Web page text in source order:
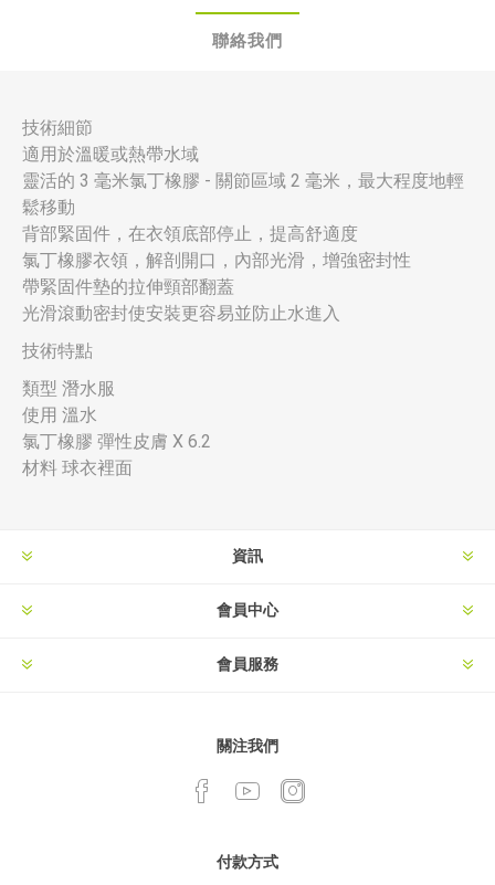
聯絡我們
技術細節
適用於溫暖或熱帶水域
靈活的 3 毫米氯丁橡膠 - 關節區域 2 毫米，最大程度地輕
鬆移動
背部緊固件，在衣領底部停止，提高舒適度
氯丁橡膠衣領，解剖開口，內部光滑，增強密封性
帶緊固件墊的拉伸頸部翻蓋
光滑滾動密封使安裝更容易並防止水進入
技術特點
類型 潛水服
使用 溫水
氯丁橡膠 彈性皮膚 X 6.2
材料 球衣裡面
資訊
會員中心
會員服務
關注我們
付款方式